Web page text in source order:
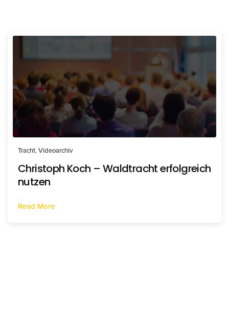
Tracht,Videoarchiv
Christoph Koch – Waldtracht erfolgreich
nutzen
Read More